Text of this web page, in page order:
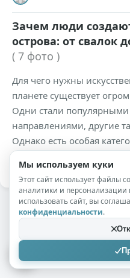
Зачем люди
острова: от свалок
( 7 фото )
Для чего нужны
планете существует
Одни стали популярными
направлениями, другие
Однако есть особая
острова , созданные
Мы используем куки
Этот сайт использует файлы
аналитики и персонализации
использовать сайт, вы
конфиденциальности.